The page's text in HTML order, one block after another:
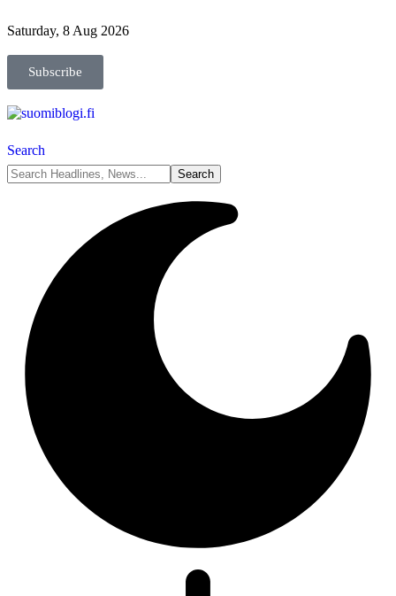
Saturday, 8 Aug 2026
Subscribe
Search